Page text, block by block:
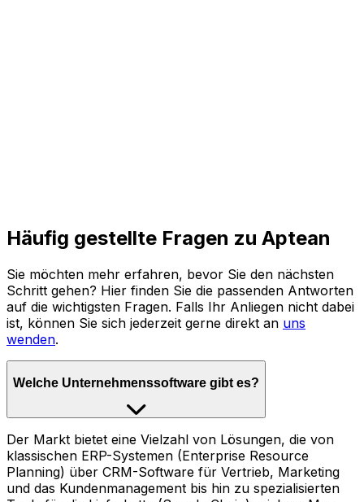
Häufig gestellte Fragen zu Aptean
Sie möchten mehr erfahren, bevor Sie den nächsten
Schritt gehen? Hier finden Sie die passenden Antworten
auf die wichtigsten Fragen. Falls Ihr Anliegen nicht dabei
ist, können Sie sich jederzeit gerne direkt an uns
wenden.
Welche Unternehmenssoftware gibt es?
Der Markt bietet eine Vielzahl von Lösungen, die von
klassischen ERP-Systemen (Enterprise Resource
Planning) über CRM-Software für Vertrieb, Marketing
und das Kundenmanagement bis hin zu spezialisierten